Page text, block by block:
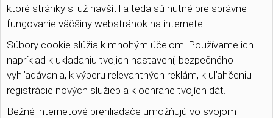
ktoré stránky si už navšítil a teda sú nutné pre správne
fungovanie väčšiny webstránok na internete.
Súbory cookie slúžia k mnohým účelom. Používame ich
napríklad k ukladaniu tvojich nastavení, bezpečného
vyhľadávania, k výberu relevantných reklám, k uľahčeniu
registrácie nových služieb a k ochrane tvojích dát.
Bežné internetové prehliadače umožňujú vo svojom